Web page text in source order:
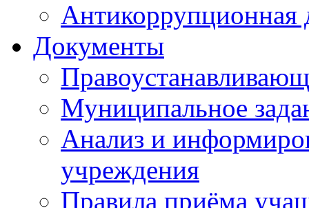
Антикоррупционная
Документы
Муниципальное
Анализ и
учреждения
Правила приёма